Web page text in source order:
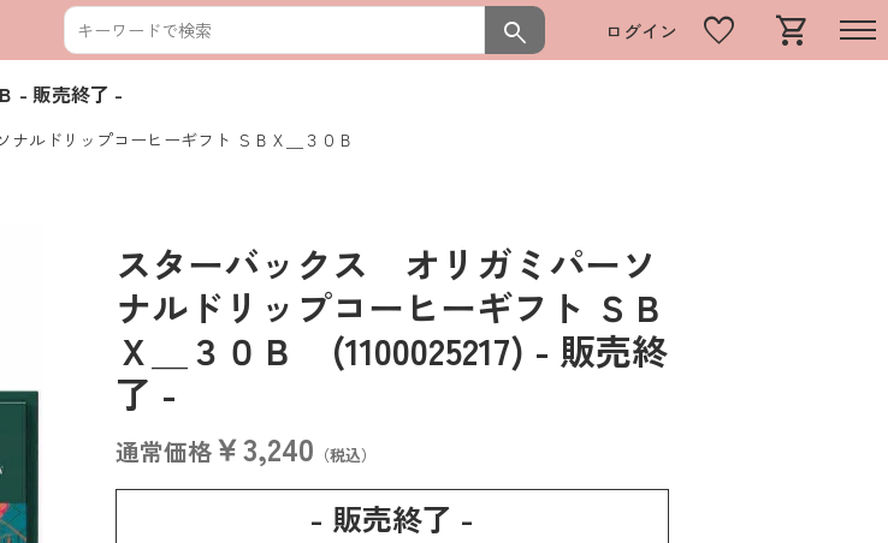
search ログイン favorite shopping_cart
- 販売終了 -
ナルドリップコーヒーギフト ＳＢＸ＿３０Ｂ
スターバックス オリガミパーソ
ナルドリップコーヒーギフト ＳＢ
Ｘ＿３０Ｂ (1100025217) - 販売終
了 -
通常価格￥3,240 （税込）
- 販売終了 -